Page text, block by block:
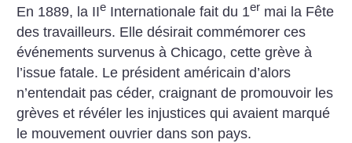
En 1889, la IIe Internationale fait du 1er mai la Fête
des travailleurs. Elle désirait commémorer ces
événements survenus à Chicago, cette grève à
l’issue fatale. Le président américain d’alors
n’entendait pas céder, craignant de promouvoir les
grèves et révéler les injustices qui avaient marqué
le mouvement ouvrier dans son pays.